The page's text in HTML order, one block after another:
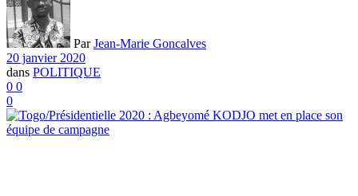
Par Jean-Marie Goncalves
20 janvier 2020
dans POLITIQUE
0 0
0